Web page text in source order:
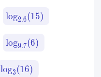
log2.6(15)
log9.7(6)
log3(16)